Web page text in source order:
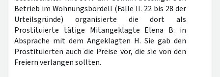
Betrieb im Wohnungsbordell (Fälle II. 22 bis 28 der
Urteilsgründe) organisierte die dort als
Prostituierte tätige Mitangeklagte Elena B. in
Absprache mit dem Angeklagten H. Sie gab den
Prostituierten auch die Preise vor, die sie von den
Freiern verlangen sollten.